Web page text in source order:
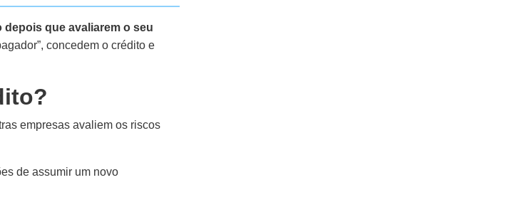
que avaliarem o seu
concedem o crédito e
empresas avaliem os riscos
de assumir um novo